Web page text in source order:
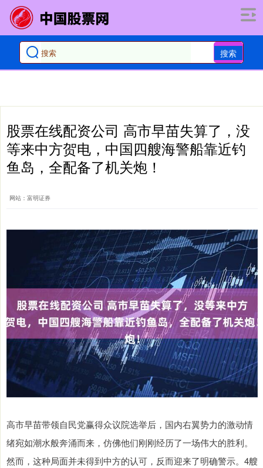
搜索
股票在线配资公司 高市早苗失算了，没
等来中方贺电，中国四艘海警船靠近钓
鱼岛，全配备了机关炮！
网站：富明证券
高市早苗带领自民党赢得众议院选举后，国内右翼势力的激动情
绪宛如潮水般奔涌而来，仿佛他们刚刚经历了一场伟大的胜利。
然而，这种局面并未得到中方的认可，反而迎来了明确警示。4艘